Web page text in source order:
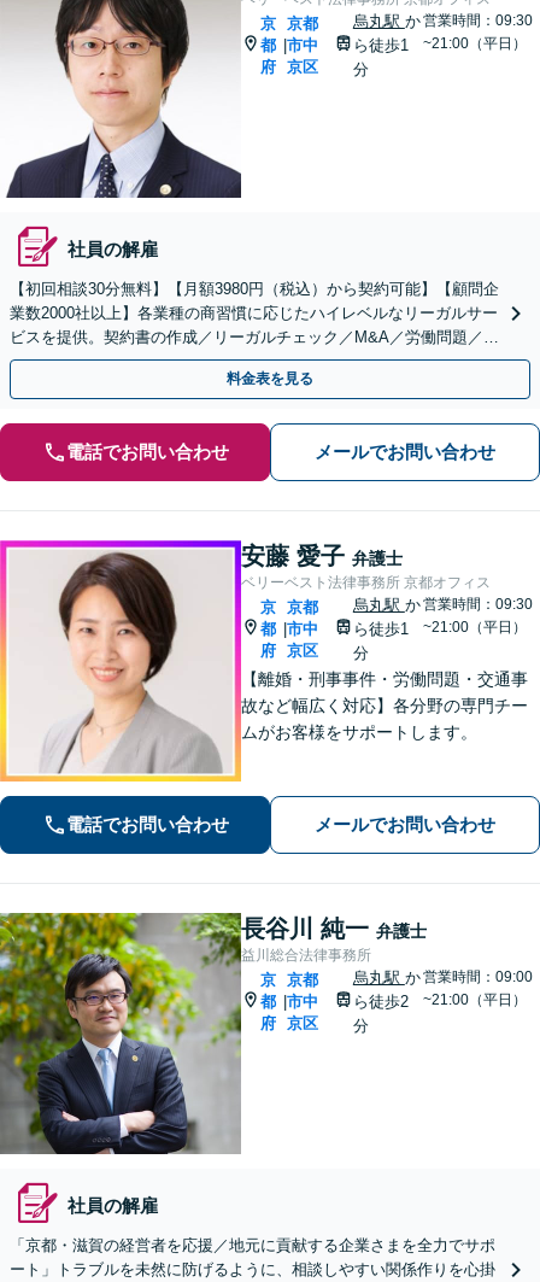
京
都
府
|
京都
市中
京区
烏丸駅 か
ら徒歩1
分
営業時間：09:30
~21:00（平日）
社員の解雇
【初回相談30分無料】【月額3980円（税込）から契約可能】【顧問企
業数2000社以上】各業種の商習慣に応じたハイレベルなリーガルサー
ビスを提供。契約書の作成／リーガルチェック／M&A／労働問題／知
的財産等、お任せください【他士業連携可能】
料金表を見る
電話でお問い合わせ メールでお問い合わせ
安藤 愛子 弁護士
ベリーベスト法律事務所 京都オフィス
京
都
府
|
京都
市中
京区
烏丸駅 か
ら徒歩1
分
営業時間：09:30
~21:00（平日）
【離婚・刑事事件・労働問題・交通事
故など幅広く対応】各分野の専門チー
ムがお客様をサポートします。
電話でお問い合わせ メールでお問い合わせ
長谷川 純一 弁護士
益川総合法律事務所
京
都
府
|
京都
市中
京区
烏丸駅 か
ら徒歩2
分
営業時間：09:00
~21:00（平日）
社員の解雇
「京都・滋賀の経営者を応援／地元に貢献する企業さまを全力でサポ
ート」トラブルを未然に防げるように、相談しやすい関係作りを心掛